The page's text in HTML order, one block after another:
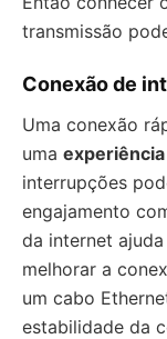
transmissão
Conexão de
Uma conexão
uma
interrupções
engajamento
da internet
melhorar a
um cabo
estabilidade da